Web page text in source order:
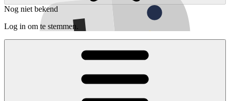
Nog niet bekend
Log in om te stemmen.